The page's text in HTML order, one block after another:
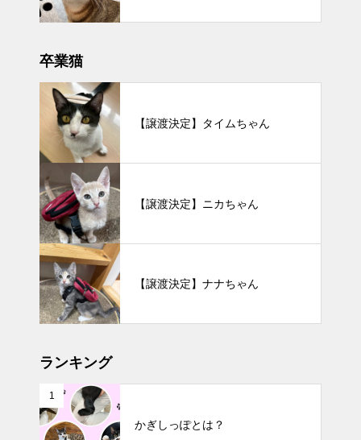
卒業猫
【譲渡決定】タイムちゃん
【譲渡決定】ニカちゃん
【譲渡決定】ナナちゃん
ランキング
1
かぎしっぽとは？